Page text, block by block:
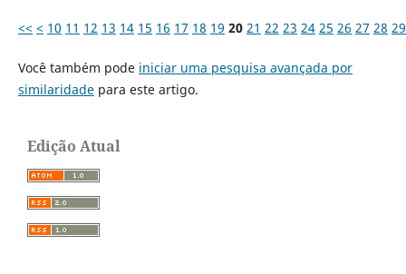
<< < 10 11 12 13 14 15 16 17 18 19 20 21 22 23 24 25 26 27 28 29
Você também pode iniciar uma pesquisa avançada por
similaridadepara este artigo.
Edição Atual